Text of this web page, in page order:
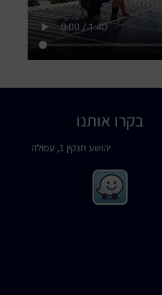
בקרו אותנו
יהושע חנקין 1, עפולה